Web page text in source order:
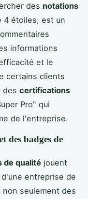
des notations
4 étoiles, est un
informations
et le
certains clients
des certifications
Pro" qui
de l'entreprise.
des badges de
de qualité jouent
entreprise de
seulement des